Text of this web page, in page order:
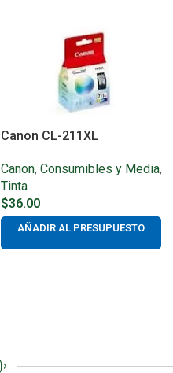
Canon CL-211XL
Canon, Consumibles y Media,
Tinta
$36.00
AÑADIR AL PRESUPUESTO